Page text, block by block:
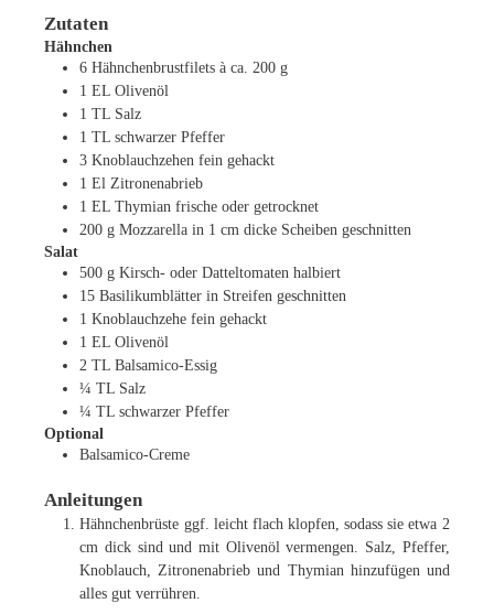
Zutaten
Hähnchen
6 Hähnchenbrustfilets à ca. 200 g
1 EL Olivenöl
1 TL Salz
1 TL schwarzer Pfeffer
3 Knoblauchzehen fein gehackt
1 El Zitronenabrieb
1 EL Thymian frische oder getrocknet
200 g Mozzarella in 1 cm dicke Scheiben geschnitten
Salat
500 g Kirsch- oder Datteltomaten halbiert
15 Basilikumblätter in Streifen geschnitten
1 Knoblauchzehe fein gehackt
1 EL Olivenöl
2 TL Balsamico-Essig
¼ TL Salz
¼ TL schwarzer Pfeffer
Optional
Balsamico-Creme
Anleitungen
Hähnchenbrüste ggf. leicht flach klopfen, sodass sie etwa 2
cm dick sind und mit Olivenöl vermengen. Salz, Pfeffer,
Knoblauch, Zitronenabrieb und Thymian hinzufügen und
alles gut verrühren.